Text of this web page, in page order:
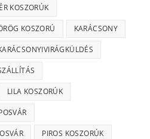
KOSZORÚK
KOSZORÚ KARÁCSONY
LILA KOSZORÚK
PIROS KOSZORÚK